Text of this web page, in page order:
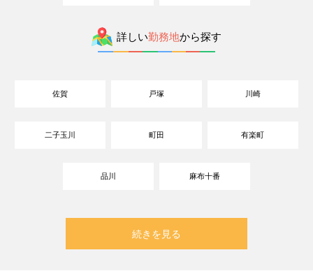
詳しい勤務地から探す
佐賀 戸塚 川崎
二子玉川 町田 有楽町
品川 麻布十番
続きを見る